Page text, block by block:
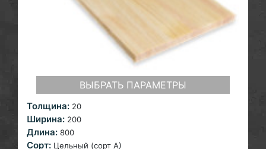
ВЫБРАТЬ ПАРАМЕТРЫ
Толщина: 20
Ширина: 200
Длина: 800
Сорт: Цельный (сорт А)